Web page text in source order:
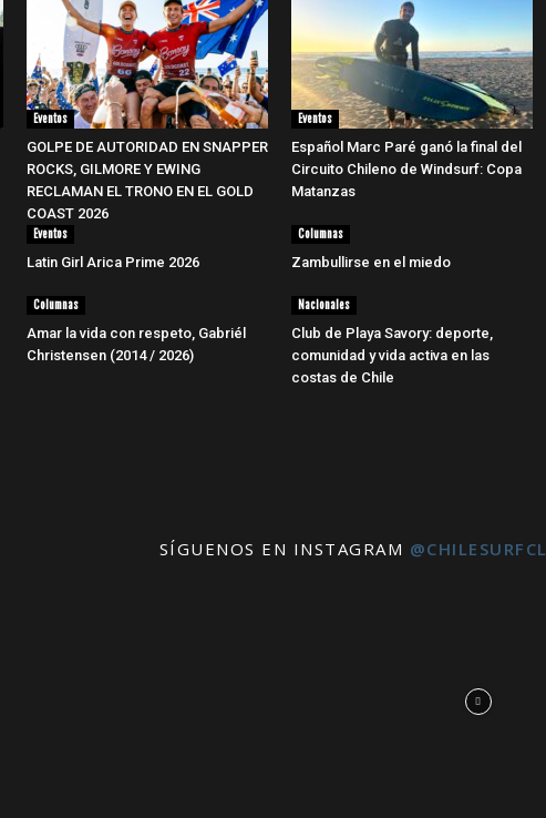
Eventos
GOLPE DE AUTORIDAD EN SNAPPER
ROCKS, GILMORE Y EWING
RECLAMAN EL TRONO EN EL GOLD
COAST 2026
Eventos
Español Marc Paré ganó la final del
Circuito Chileno de Windsurf: Copa
Matanzas
Eventos
Latin Girl Arica Prime 2026
Columnas
Zambullirse en el miedo
Columnas
Amar la vida con respeto, Gabriél
Christensen (2014 / 2026)
Nacionales
Club de Playa Savory: deporte,
comunidad y vida activa en las
costas de Chile
SÍGUENOS EN INSTAGRAM @CHILESURFCL